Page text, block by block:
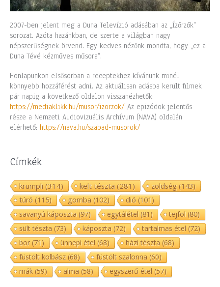
2007-ben jelent meg a Duna Televízió adásában az „Ízőrzők”
sorozat. Azóta hazánkban, de szerte a világban nagy
népszerűségnek örvend. Egy kedves nézőnk mondta, hogy „ez a
Duna Tévé kézműves műsora”.
Honlapunkon elsősorban a receptekhez kívánunk minél
könnyebb hozzáférést adni. Az aktuálisan adásba került filmek
pár napig a következő oldalon visszanézhetők:
https://mediaklikk.hu/musor/izorzok/ Az epizódok jelentős
része a Nemzeti Audiovizuális Archívum (NAVA) oldalán
elérhető: https://nava.hu/szabad-musorok/
Címkék
krumpli(314) kelt tészta(281) zöldség(143)
túró (115) gomba (102) dió (101)
savanyú káposzta (97) egytálétel (81) tejföl (80)
sült tészta (73) káposzta (72) tartalmas étel (72)
bor(71) ünnepi étel (68) házi tészta (68)
füstölt kolbász(68) füstölt szalonna (60)
mák(59) alma (58) egyszerű étel (57)